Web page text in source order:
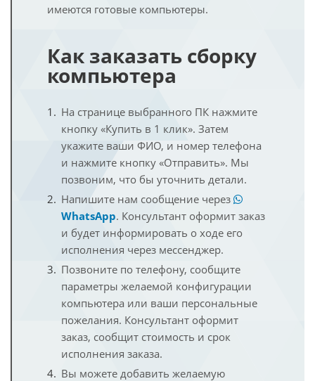
имеются готовые компьютеры.
Как заказать сборку
компьютера
На странице выбранного ПК нажмите
кнопку «Купить в 1 клик». Затем
укажите ваши ФИО, и номер телефона
и нажмите кнопку «Отправить». Мы
позвоним, что бы уточнить детали.
Напишите нам сообщение через
WhatsApp. Консультант оформит заказ
и будет информировать о ходе его
исполнения через мессенджер.
Позвоните по телефону, сообщите
параметры желаемой конфигурации
компьютера или ваши персональные
пожелания. Консультант оформит
заказ, сообщит стоимость и срок
исполнения заказа.
Вы можете добавить желаемую